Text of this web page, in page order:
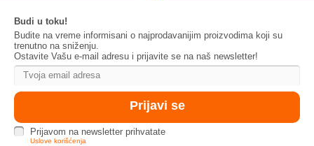
Budi u toku!
Budite na vreme informisani o najprodavanijim proizvodima koji su
trenutno na sniženju.
Ostavite Vašu e-mail adresu i prijavite se na naš newsletter!
Prijavom na newsletter prihvatate
Uslove korišćenja